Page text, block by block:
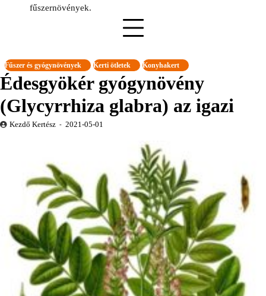
fűszernövények.
Fűszer és gyógynövények Kerti ötletek Konyhakert
Édesgyökér gyógynövény
(Glycyrrhiza glabra) az igazi
Kezdő Kertész 2021-05-01